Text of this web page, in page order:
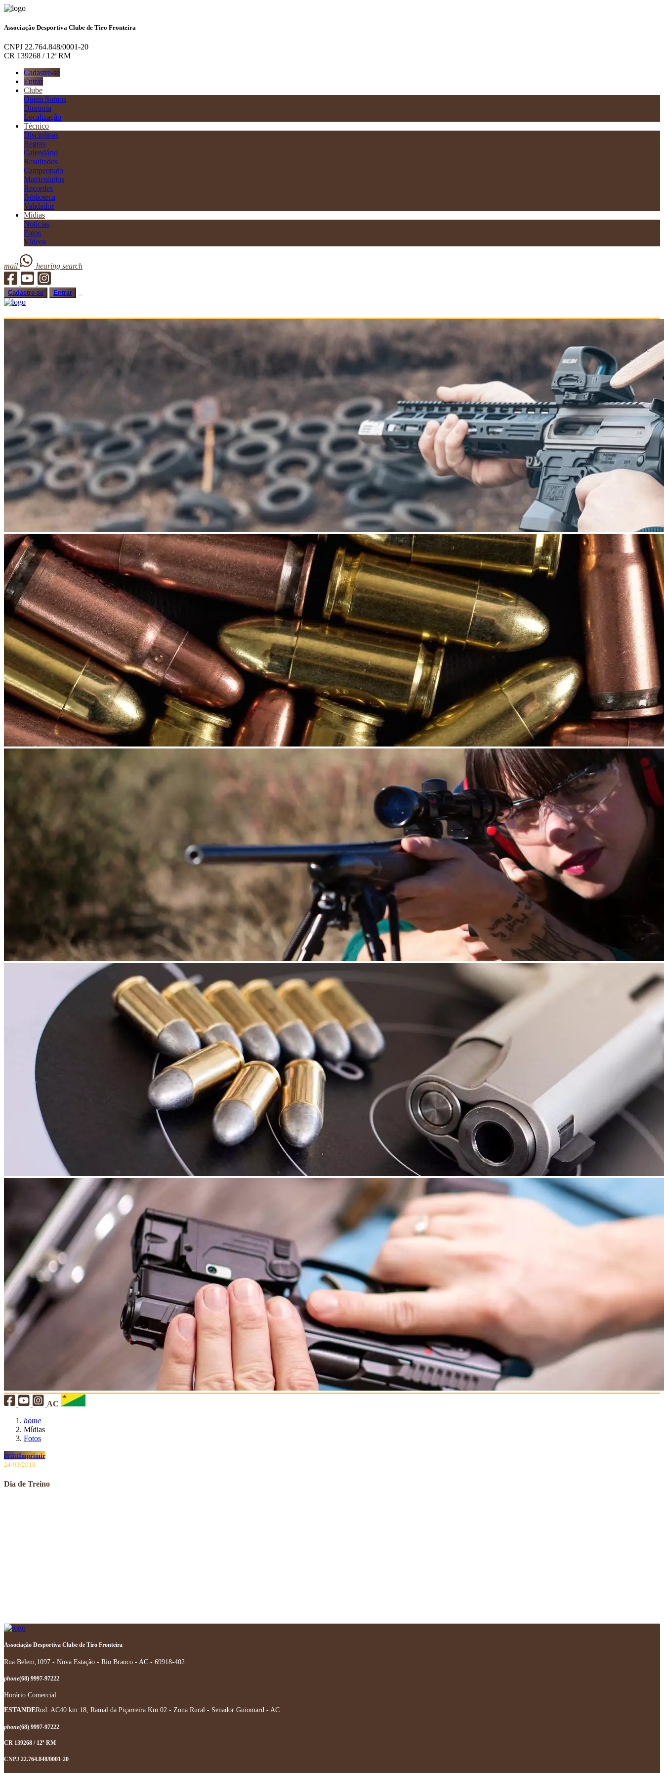
Associação Desportiva Clube de Tiro Fronteira
CNPJ 22.764.848/0001-20
CR 139268 / 12ª RM
Cadastre-se
Entrar
Clube
Quem Somos
Diretoria
Localização
Técnico
Disciplinas
Regras
Calendário
Resultados
Campeonato
Matriculados
Recordes
Biblioteca
Validador
Mídias
Notícias
Fotos
Vídeos
mail hearing search
Cadastre-se Entrar
AC
home
Mídias
Fotos
printImprimir
24/03/2018
Dia de Treino
Associação Desportiva Clube de Tiro Fronteira
Rua Belem,1097 - Nova Estação - Rio Branco - AC - 69918-402
phone(68) 9997-97222
Horário Comercial
ESTANDERod. AC40 km 18, Ramal da Piçarreira Km 02 - Zona Rural - Senador Guiomard - AC
phone(68) 9997-97222
CR 139268 / 12ª RM
CNPJ 22.764.848/0001-20